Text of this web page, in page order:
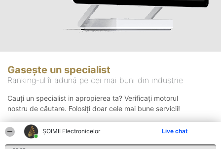
ȘOIMII Electronicelor Live chat
Gasește un specialist
Ranking-ul îi adună pe cei mai buni din industrie
Cauți un specialist in apropierea ta? Verificați motorul
nostru de căutare. Folosiți doar cele mai bune servicii!